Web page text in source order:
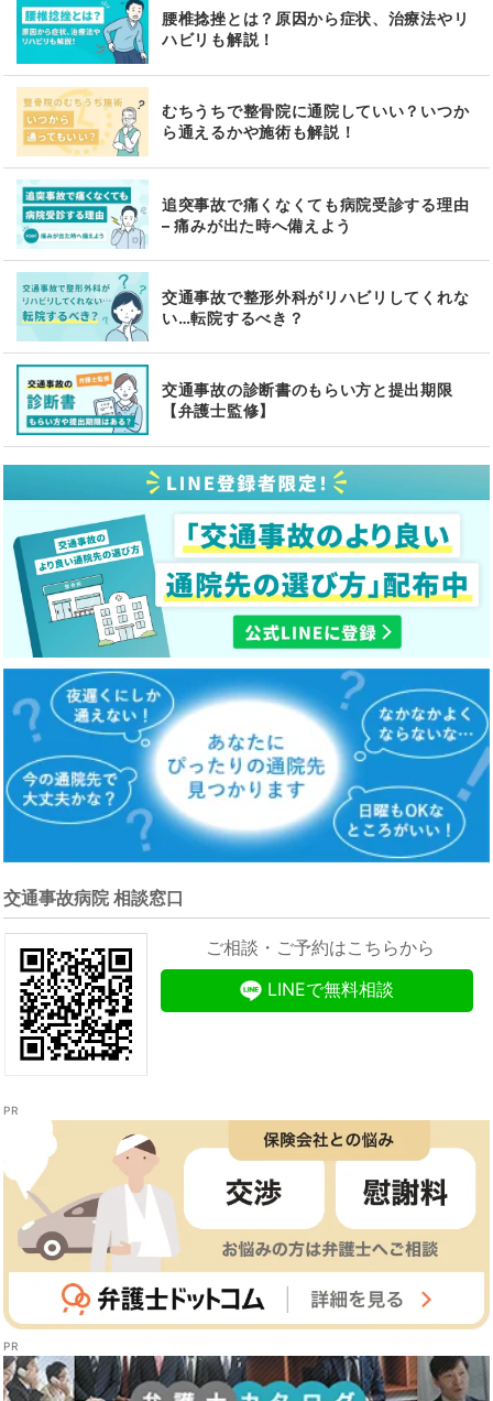
腰椎捻挫とは？原因から症状、治療法やリ
ハビリも解説！
むちうちで整骨院に通院していい？いつか
ら通えるかや施術も解説！
追突事故で痛くなくても病院受診する理由
– 痛みが出た時へ備えよう
交通事故で整形外科がリハビリしてくれな
い…転院するべき？
交通事故の診断書のもらい方と提出期限
【弁護士監修】
交通事故病院 相談窓口
ご相談・ご予約はこちらから
LINEで無料相談